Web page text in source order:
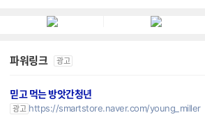
파워링크 광고
믿고 먹는 방앗간청년
광고 https://smartstore.naver.com/young_miller